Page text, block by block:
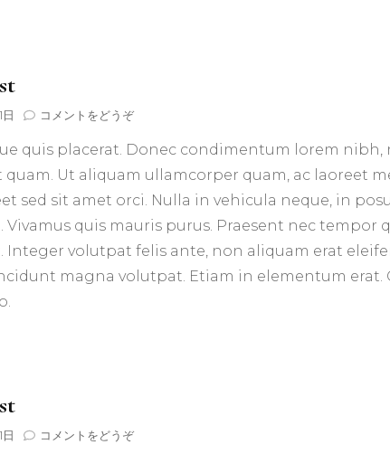
コメントをどうぞ(Another
Post)
quis placerat. Donec condimentum lorem
quam. Ut aliquam ullamcorper quam, ac laoreet
sed sit amet orci. Nulla in vehicula neque, in
Vivamus quis mauris purus. Praesent nec tempor
Integer volutpat felis ante, non aliquam erat
magna volutpat. Etiam in elementum erat.
コメントをどうぞ(YouTube